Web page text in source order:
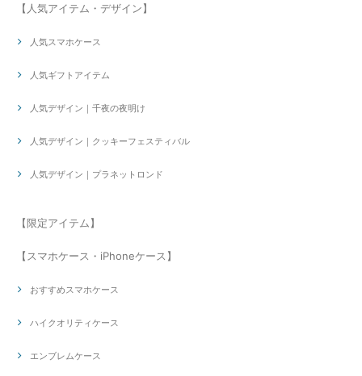
【人気アイテム・デザイン】
人気スマホケース
人気ギフトアイテム
人気デザイン｜千夜の夜明け
人気デザイン｜クッキーフェスティバル
人気デザイン｜プラネットロンド
【限定アイテム】
【スマホケース・iPhoneケース】
おすすめスマホケース
ハイクオリティケース
エンブレムケース